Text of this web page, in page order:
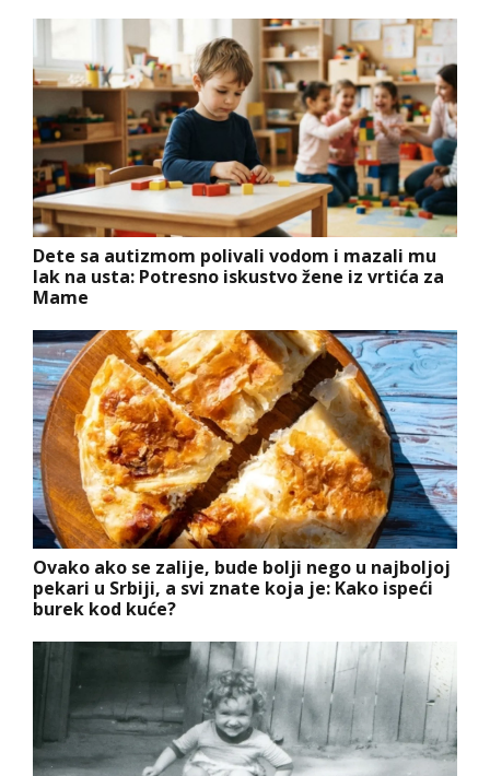
Dete sa autizmom polivali vodom i mazali mu
lak na usta: Potresno iskustvo žene iz vrtića za
Mame
Ovako ako se zalije, bude bolji nego u najboljoj
pekari u Srbiji, a svi znate koja je: Kako ispeći
burek kod kuće?